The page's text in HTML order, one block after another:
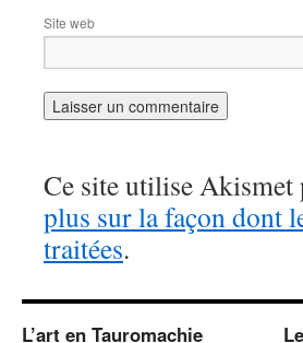
Site web
Ce site utilise
plus sur la façon dont
traitées.
L’art en Tauromachie